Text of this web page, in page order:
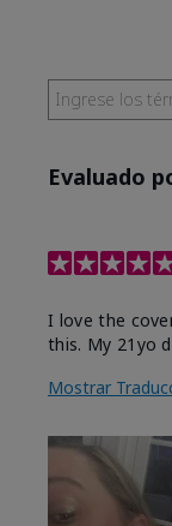
Evaluado
I love the
this. My 21yo
Mostrar